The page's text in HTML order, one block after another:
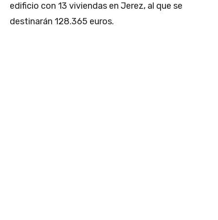
edificio con 13 viviendas en Jerez, al que se
destinarán 128.365 euros.